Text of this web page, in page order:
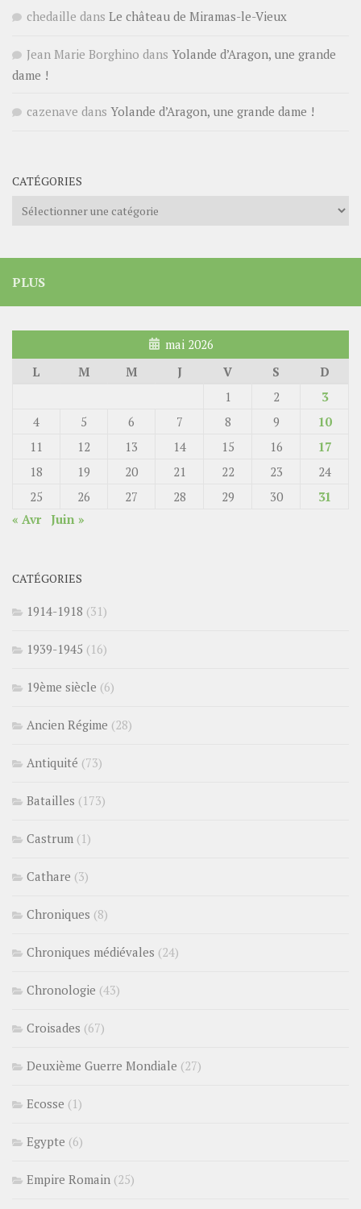
chedaille dans Le château de Miramas-le-Vieux
Jean Marie Borghino dans Yolande d’Aragon, une grande
dame !
cazenave dans Yolande d’Aragon, une grande dame !
CATÉGORIES
Catégories
PLUS
mai 2026
L
M M J V S
D
1
2
3
4
5 6 7 8 9
10
11
12 13 14 15 16
17
18
19 20 21 22 23
24
25
26 27 28 29 30
31
« Avr
Juin »
CATÉGORIES
1914-1918 (31)
1939-1945 (16)
19ème siècle (6)
Ancien Régime (28)
Antiquité (73)
Batailles (173)
Castrum (1)
Cathare (3)
Chroniques (8)
Chroniques médiévales (24)
Chronologie (43)
Croisades (67)
Deuxième Guerre Mondiale (27)
Ecosse (1)
Egypte (6)
Empire Romain (25)